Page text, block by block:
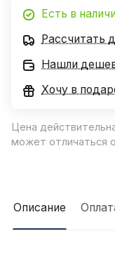
Есть в
Рассчитать
Нашли
Хочу в
Цена
может отличаться
Описание